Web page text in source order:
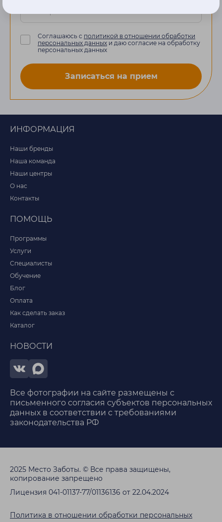
Соглашаюсь с политикой в отношении обработки
персональных данных и даю согласие на обработку
персональных данных
Записаться на прием
ИНФОРМАЦИЯ
Наши бренды
Наша команда
Наши центры
О нас
Контакты
ПОМОЩЬ
Программы
Услуги
Специалисты
Обучение
Блог
Оплата
Как сделать заказ
Каталог
НОВОСТИ
Все фотографии на сайте размещены с
письменного согласия субъектов персональных
данных в соответствии с требованиями
законодательства РФ
2025 Место Заботы. © Все права защищены,
копирование запрещено
Лицензия 041-01137-77/01136136 от 22.04.2024
Политика в отношении обработки персональных